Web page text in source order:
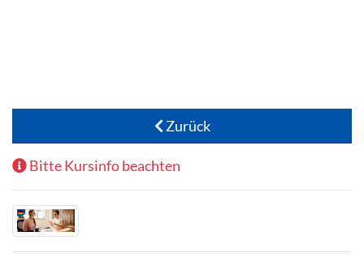
Zurück
Bitte Kursinfo beachten